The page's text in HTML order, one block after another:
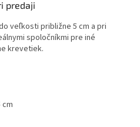
predaji
veľkosti približne 5 cm a pri
spoločníkmi pre iné
krevetiek.